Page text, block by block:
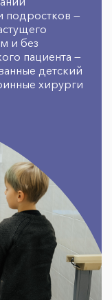
подростков —
и без
пациента —
детский
хирурги